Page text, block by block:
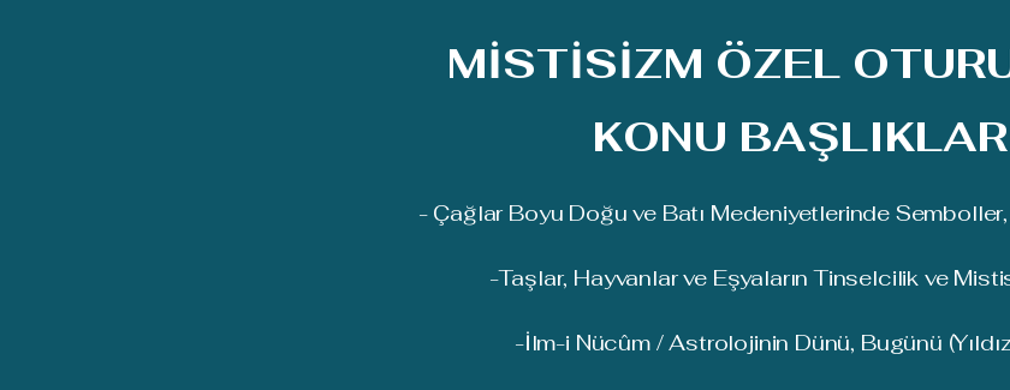
MİSTİSİZM ÖZEL
KONU
- Çağlar Boyu Doğu ve Batı Medeniyetlerinde Semboller,
-Taşlar, Hayvanlar ve Eşyaların Tinselcilik ve
-İlm-i Nücûm / Astrolojinin Dünü, Bugünü